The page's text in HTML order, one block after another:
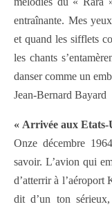
entraînante. Mes
et quand les sifflets
les chants
danser comme un
Jean-Bernard Bayard
« Arrivée aux Etats-
Onze décembre
savoir. L’avion qui
d’atterrir à l’aéroport
dit d’un ton